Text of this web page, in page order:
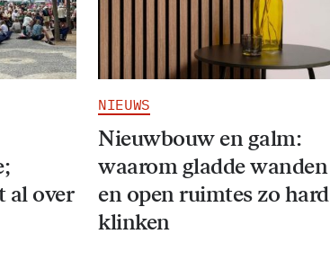
al over
NIEUWS
Nieuwbouw en galm:
waarom gladde wanden
en open ruimtes zo hard
klinken